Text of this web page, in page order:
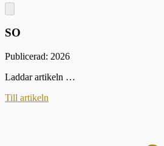
SO
Publicerad: 2026
Laddar artikeln …
Till artikeln